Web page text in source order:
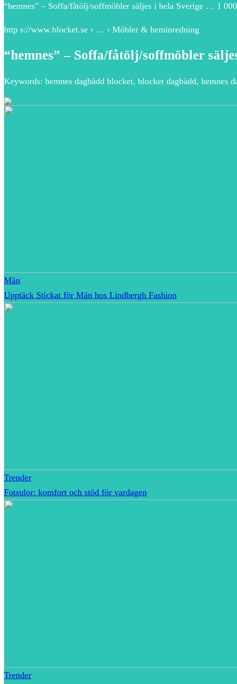
“hemnes” – Soffa/fåtölj/soffmöbler säljes i hela Sverige … 1
http s://www.blocket.se › … › Möbler & heminredning
“hemnes” – Soffa/fåtölj/soffmöbler
Keywords: hemnes dagbädd blocket, blocket dagbädd, hemnes
Män
Upptäck Stickat för Män hos Lindbergh Fashion
Trender
Fotsulor: komfort och stöd för vardagen
Trender